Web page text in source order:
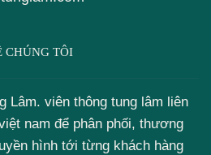
CHÚNG TÔI
Lâm. viên thông tung lâm liên
nam để phân phối, thương
hình tới từng khách hàng